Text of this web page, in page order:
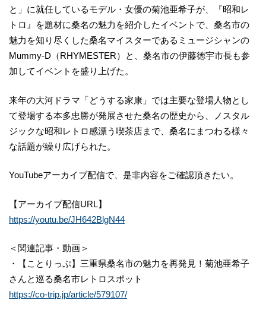
と」に就任しているモデル・女優の菊池亜希子が、『昭和レ
トロ』を題材に桑名の魅力を紹介したイベントで、桑名市の
魅力を知り尽くした桑名マイスターであるミュージシャンの
Mummy-D（RHYMESTER）と、桑名市の伊藤徳宇市長も参
加してイベントを盛り上げた。
来年の大河ドラマ「どうする家康」では主要な登場人物とし
て登場する本多忠勝が発展させた桑名の歴史から、ノスタル
ジックな昭和レトロ感漂う喫茶店まで、桑名にまつわる様々
な話題が繰り広げられた。
YouTubeアーカイブ配信で、是非内容をご確認頂きたい。
【アーカイブ配信URL】
https://youtu.be/JH642BlgN44
＜関連記事・動画＞
・【ことりっぷ】三重県桑名市の魅力を再発見！菊池亜希子
さんと巡る桑名市レトロスポット
https://co-trip.jp/article/579107/